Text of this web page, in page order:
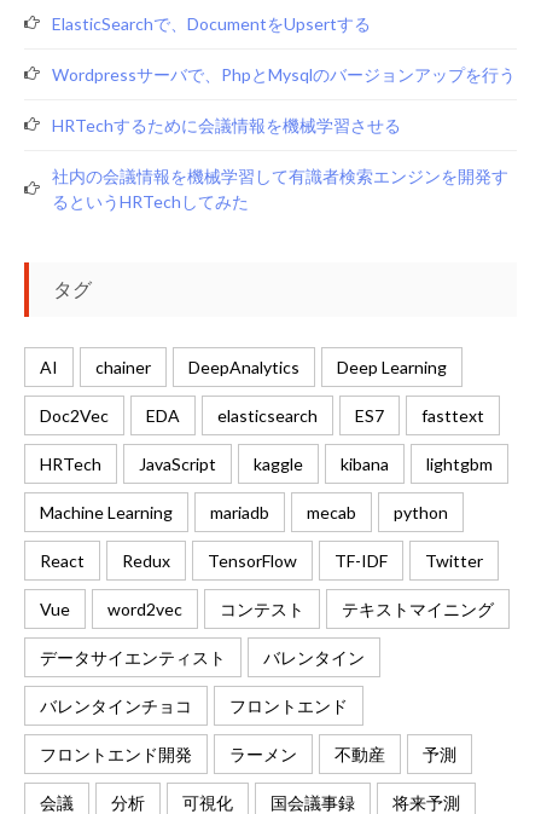
ElasticSearchで、documentをupsertする
Wordpressサーバで、phpとmysqlのバージョンアップを行う
HRTechするために会議情報を機械学習させる
社内の会議情報を機械学習して有識者検索エンジンを開発す
るというHRTechしてみた
タグ
AI chainer DeepAnalytics Deep Learning
Doc2Vec EDA elasticsearch ES7 fasttext
HRTech JavaScript kaggle kibana lightgbm
Machine Learning mariadb mecab python
React Redux TensorFlow TF-IDF Twitter
Vue word2vec コンテスト テキストマイニング
データサイエンティスト バレンタイン
バレンタインチョコ フロントエンド
フロントエンド開発 ラーメン 不動産 予測
会議 分析 可視化 国会議事録 将来予測